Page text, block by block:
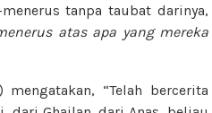
tanpa taubat darinya,
atas apa yang mereka
mengatakan, “Telah bercerita